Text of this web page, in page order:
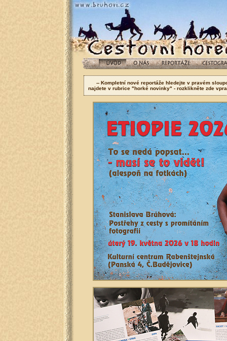
-- Kompletní nové reportáže hledejte v pravém
najdete v rubrice "horké novinky" - rozklikněte zde